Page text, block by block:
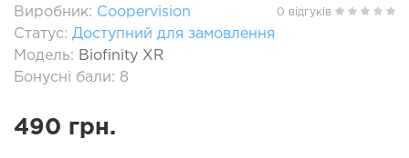
Виробник: Coopervision
Статус: Доступний для замовлення
Модель: Biofinity XR
Бонусні бали: 8
0 відгуків
490 грн.